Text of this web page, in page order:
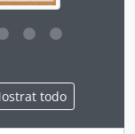
will open the
todo